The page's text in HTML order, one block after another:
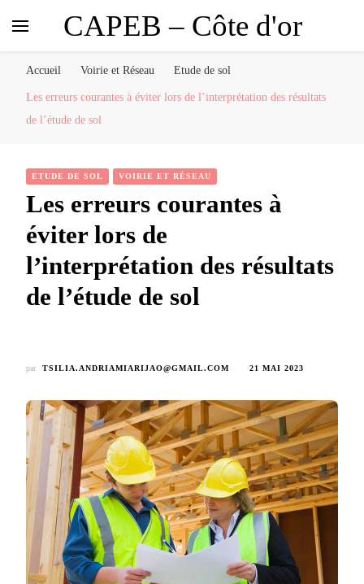
CAPEB – Côte d'or
Accueil Voirie et Réseau Etude de sol
Les erreurs courantes à éviter lors de l’interprétation des résultats
de l’étude de sol
ETUDE DE SOL VOIRIE ET RÉSEAU
Les erreurs courantes à
éviter lors de
l’interprétation des résultats
de l’étude de sol
par TSILIA.ANDRIAMIARIJAO@GMAIL.COM 21 MAI 2023